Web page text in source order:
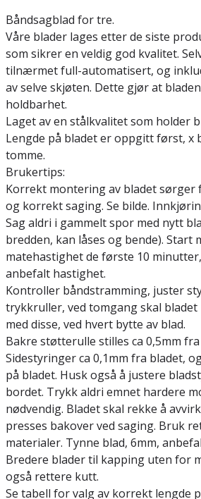
Båndsagblad for tre.
Våre blader lages etter de siste
som sikrer en veldig god kvalitet.
tilnærmet full-automatisert, og
av selve skjøten. Dette gjør at
holdbarhet.
Laget av en stålkvalitet som holder
Lengde på bladet er oppgitt først, x
tomme.
Brukertips:
Korrekt montering av bladet
og korrekt saging. Se bilde.
Sag aldri i gammelt spor med nytt
bredden, kan låses og bende). Start
matehastighet de første 10
anbefalt hastighet.
Kontroller båndstramming, juster
trykkruller, ved tomgang skal
med disse, ved hvert bytte av blad.
Bakre støtterulle stilles ca 0,5mm
Sidestyringer ca 0,1mm fra bladet,
på bladet. Husk også å justere
bordet. Trykk aldri emnet hardere
nødvendig. Bladet skal rekke å
presses bakover ved saging. Bruk
materialer. Tynne blad, 6mm,
Bredere blader til kapping uten for
også rettere kutt.
Se tabell for valg av korrekt lengde